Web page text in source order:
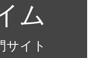
ム
サイト